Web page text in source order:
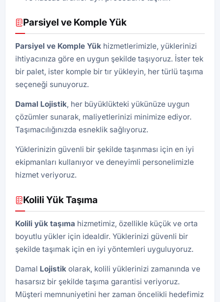
Parsiyel ve Komple Yük
Parsiyel ve Komple Yük hizmetlerimizle, yüklerinizi
ihtiyacınıza göre en uygun şekilde taşıyoruz. İster tek
bir palet, ister komple bir tır yükleyin, her türlü taşıma
seçeneği sunuyoruz.
Damal Lojistik, her büyüklükteki yükünüze uygun
çözümler sunarak, maliyetlerinizi minimize ediyor.
Taşımacılığınızda esneklik sağlıyoruz.
Yüklerinizin güvenli bir şekilde taşınması için en iyi
ekipmanları kullanıyor ve deneyimli personelimizle
hizmet veriyoruz.
Kolili Yük Taşıma
Kolili yük taşıma hizmetimiz, özellikle küçük ve orta
boyutlu yükler için idealdir. Yüklerinizi güvenli bir
şekilde taşımak için en iyi yöntemleri uyguluyoruz.
Damal Lojistik olarak, kolili yüklerinizi zamanında ve
hasarsız bir şekilde taşıma garantisi veriyoruz.
Müşteri memnuniyetini her zaman öncelikli hedefimiz